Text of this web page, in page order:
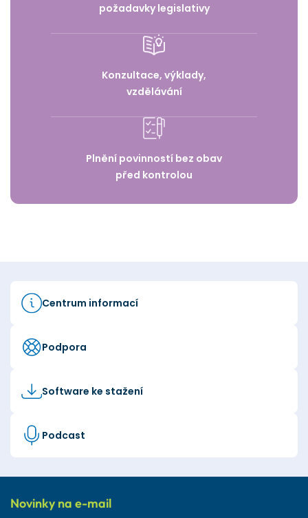
požadavky legislativy
Konzultace, výklady,
vzdělávání
Plnění povinností bez obav
před kontrolou
Centrum informací
Podpora
Software ke stažení
Podcast
Novinky na e-mail